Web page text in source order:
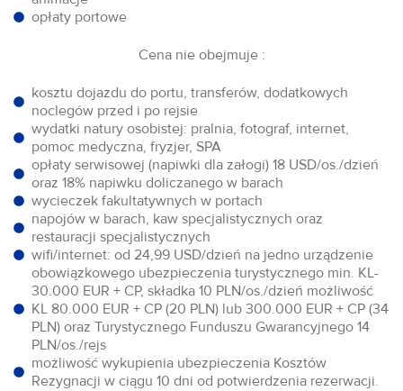
opłaty portowe
Cena nie obejmuje :
kosztu dojazdu do portu, transferów, dodatkowych
noclegów przed i po rejsie
wydatki natury osobistej: pralnia, fotograf, internet,
pomoc medyczna, fryzjer, SPA
opłaty serwisowej (napiwki dla załogi) 18 USD/os./dzień
oraz 18% napiwku doliczanego w barach
wycieczek fakultatywnych w portach
napojów w barach, kaw specjalistycznych oraz
restauracji specjalistycznych
wifi/internet: od 24,99 USD/dzień na jedno urządzenie
obowiązkowego ubezpieczenia turystycznego min. KL-
30.000 EUR + CP, składka 10 PLN/os./dzień możliwość
KL 80.000 EUR + CP (20 PLN) lub 300.000 EUR + CP (34
PLN) oraz Turystycznego Funduszu Gwarancyjnego 14
PLN/os./rejs
możliwość wykupienia ubezpieczenia Kosztów
Rezygnacji w ciągu 10 dni od potwierdzenia rezerwacji.